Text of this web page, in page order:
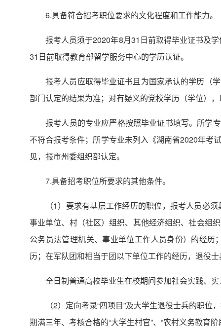
6.具备符合招考职位要求的文化程度和工作能力。
报考人员须于2020年8月31日前取得毕业证书及
31日前取得教育部留学服务中心的学历认证。
报考人员应取得毕业证书且为国家承认的学历（
部门认定的结果为准；对有疑义的党校学历（学位）
报考人员的专业应严格按照毕业证书填写。所学
不符合报考条件；所学专业未列入《湖南省2020年考
见，报市州委组织部认定。
7.具备招考职位所要求的其他条件。
（1）要求有基层工作经历的职位，报考人员必
事业单位、村（社区）组织、其他经济组织、社会组
公务员法管理机关、事业单位工作人员身份）的经
历；在军队团和相当于团以下单位工作的经历，退役
全日制普通高校毕业生在校期间参加社会实践、
（2）定向考录“四项目”及大学生退役士兵的职
期满三年、考核合格的“大学生村官”、“农村义务教育